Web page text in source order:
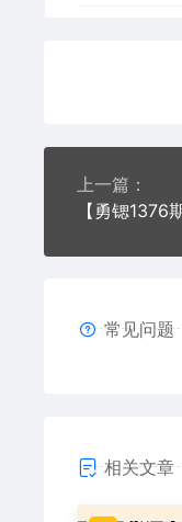
上一篇：
常见问题
相关文章